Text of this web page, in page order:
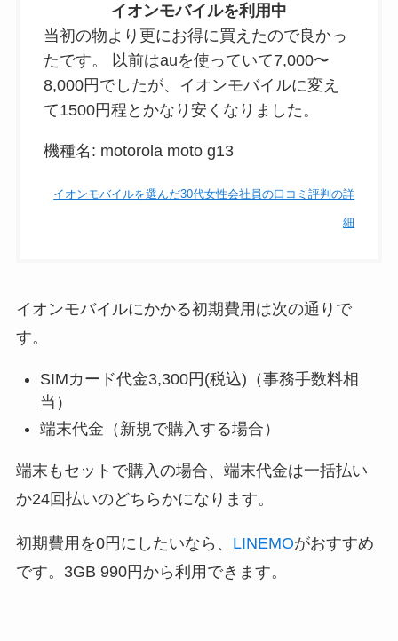
イオンモバイルを利用中
当初の物より更にお得に買えたので良かっ
たです。 以前はauを使っていて7,000〜
8,000円でしたが、イオンモバイルに変え
て1500円程とかなり安くなりました。
機種名: motorola moto g13
イオンモバイルを選んだ30代女性会社員の口コミ評判の詳
細
イオンモバイルにかかる初期費用は次の通りで
す。
SIMカード代金3,300円(税込)（事務手数料相
当）
端末代金（新規で購入する場合）
端末もセットで購入の場合、端末代金は一括払い
か24回払いのどちらかになります。
初期費用を0円にしたいなら、 LINEMOがおすすめ
です。3GB 990円から利用できます。